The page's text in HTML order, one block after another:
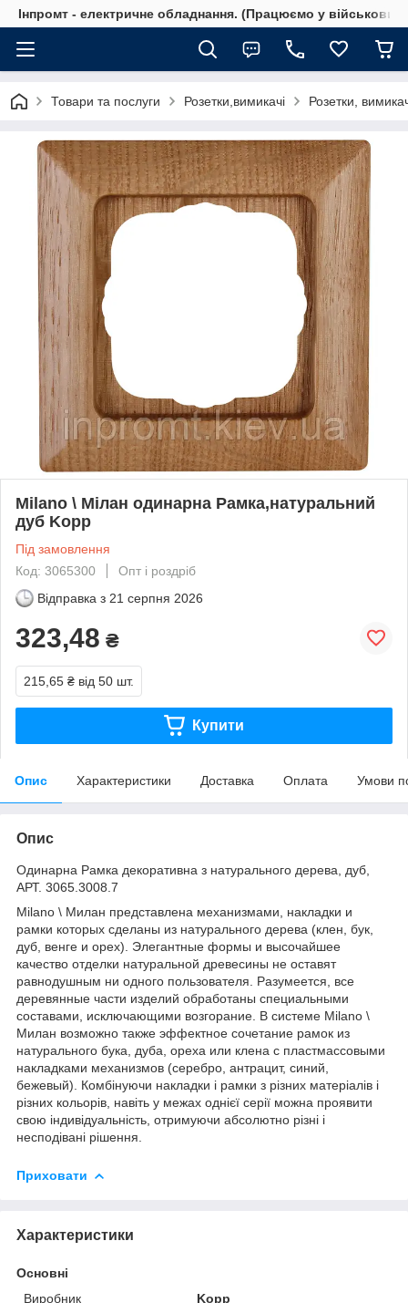
Інпромт - електричне обладнання. (Працюємо у військовий
Товари та послуги Розетки,вимикачі Розетки,
Milano \ Мілан одинарна Рамка,натуральний
дуб Kopp
Під замовлення
Код: 3065300
Опт і роздріб
Відправка з 21 серпня 2026
323,48 ₴
215,65 ₴ від 50 шт.
Купити
Опис Характеристики Доставка Оплата Умови
Опис
Одинарна Рамка декоративна з натурального дерева, дуб,
АРТ. 3065.3008.7
Milano \ Милан представлена механизмами, накладки и
рамки которых сделаны из натурального дерева (клен, бук,
дуб, венге и орех). Элегантные формы и высочайшее
качество отделки натуральной древесины не оставят
равнодушным ни одного пользователя. Разумеется, все
деревянные части изделий обработаны специальными
составами, исключающими возгорание. В системе Milano \
Милан возможно также эффектное сочетание рамок из
натурального бука, дуба, ореха или клена с пластмассовыми
накладками механизмов (серебро, антрацит, синий,
бежевый). Комбінуючи накладки і рамки з різних матеріалів і
різних кольорів, навіть у межах однієї серії можна проявити
свою індивідуальність, отримуючи абсолютно різні і
несподівані рішення.
Приховати
Характеристики
Основні
Виробник
Kopp